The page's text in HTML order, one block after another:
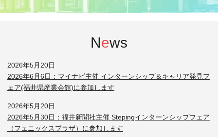
News
2026年5月20日
2026年6月6日：マイナビ主催 インターンシップ＆キャリア発見フ
ェア(福井県産業会館)に参加します
2026年5月20日
2026年5月30日：福井新聞社主催 Stepingインターンシップフェア
（フェニックスプラザ）に参加します